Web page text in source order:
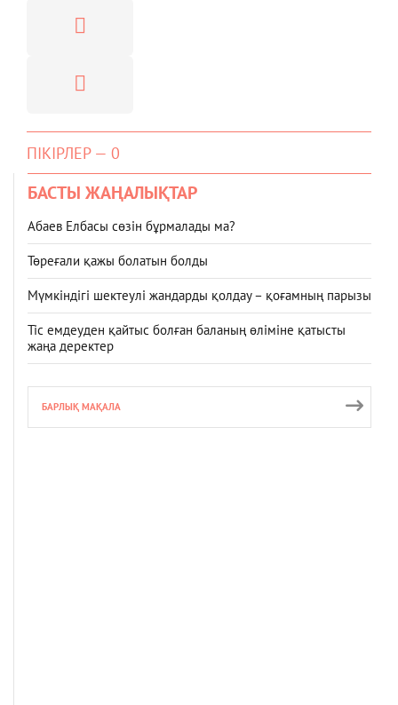
ПІКІРЛЕР — 0
БАСТЫ ЖАҢАЛЫҚТАР
Абаев Елбасы сөзін бұрмалады ма?
Төреғали қажы болатын болды
Мүмкіндігі шектеулі жандарды қолдау – қоғамның парызы
Тіс емдеуден қайтыс болған баланың өліміне қатысты
жаңа деректер
БАРЛЫҚ МАҚАЛА